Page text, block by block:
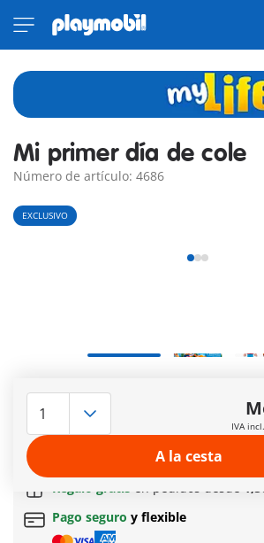
Mi primer día de cole
Número de artículo: 4686
EXCLUSIVO
Entrega rápida:3 a 5 días hábiles!
en pedidos a partir
Regalo gratis en pedidos desde
Pago seguro y flexible
IVA incl.
A la cesta